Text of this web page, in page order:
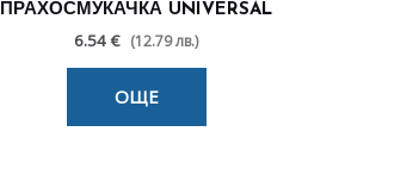
ПРАХОСМУКАЧКА UNIVERSAL
6.54 € (12.79 лв.)
ОЩЕ